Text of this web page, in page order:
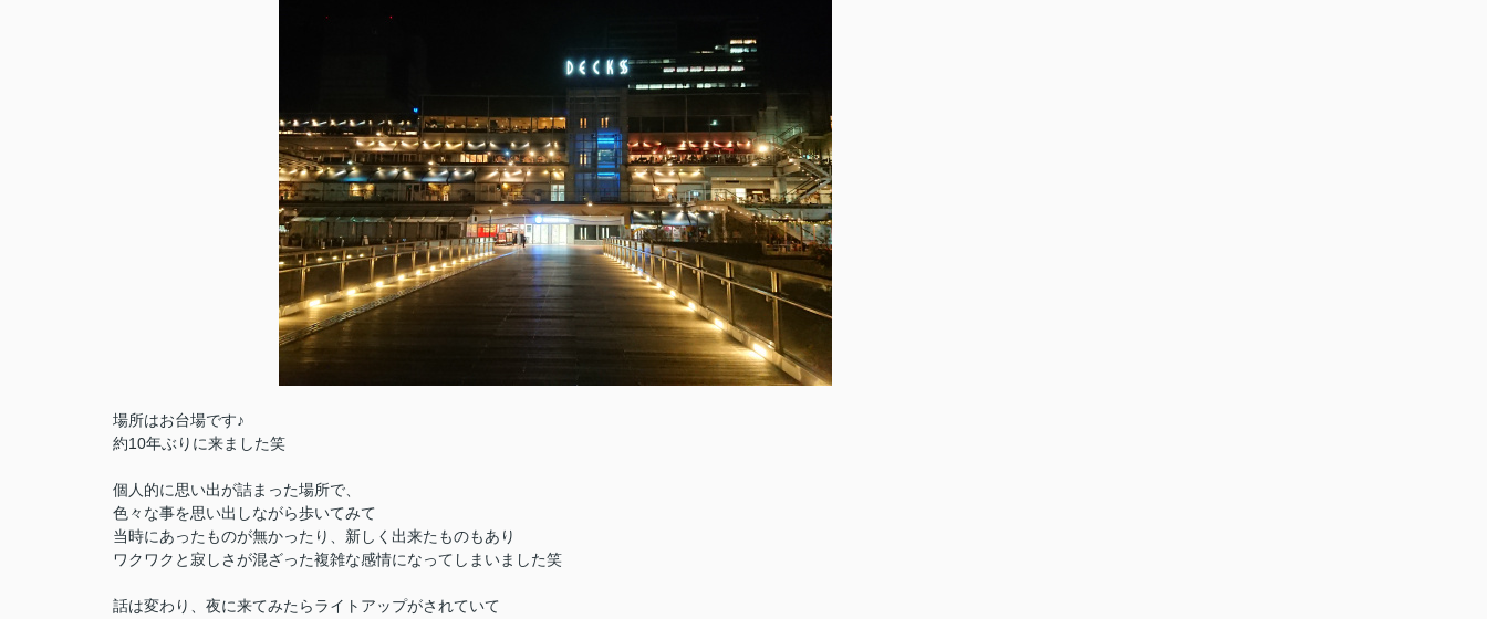
場所はお台場です♪
約10年ぶりに来ました笑
個人的に思い出が詰まった場所で、
色々な事を思い出しながら歩いてみて
当時にあったものが無かったり、新しく出来たものもあり
ワクワクと寂しさが混ざった複雑な感情になってしまいました笑
話は変わり、夜に来てみたらライトアップがされていて